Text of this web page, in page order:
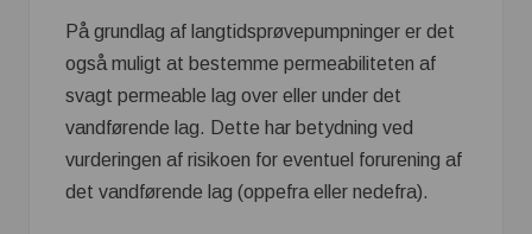
På grundlag af langtidsprøvepumpninger er det
også muligt at bestemme permeabiliteten af
svagt permeable lag over eller under det
vandførende lag. Dette har betydning ved
vurderingen af risikoen for eventuel forurening af
det vandførende lag (oppefra eller nedefra).